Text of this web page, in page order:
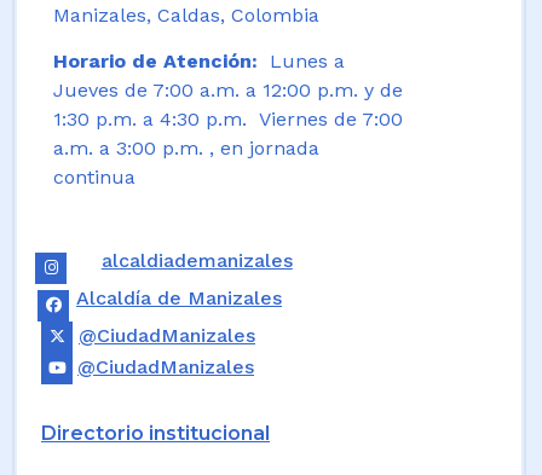
Manizales, Caldas, Colombia
Horario de Atención: Lunes a
Jueves de 7:00 a.m. a 12:00 p.m. y de
1:30 p.m. a 4:30 p.m. Viernes de 7:00
a.m. a 3:00 p.m. , en jornada
continua
alcaldiademanizales
Alcaldía de Manizales
@CiudadManizales
@CiudadManizales
Directorio institucional